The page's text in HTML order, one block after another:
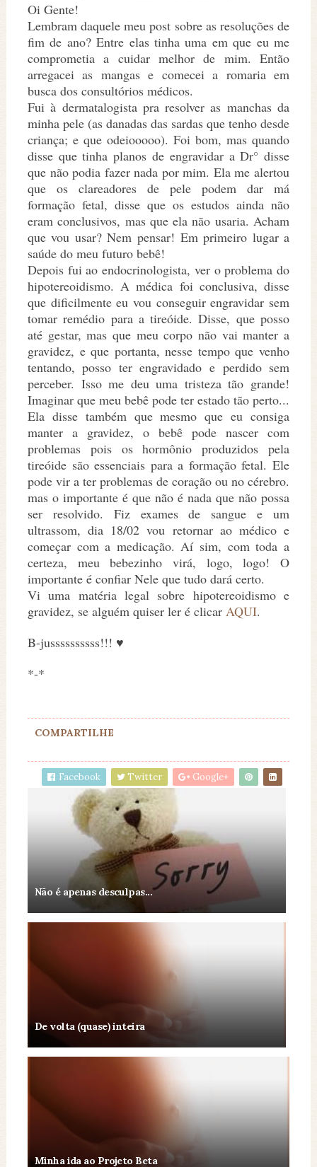
Oi Gente!
Lembram daquele meu post sobre as resoluções de
fim de ano? Entre elas tinha uma em que eu me
comprometia a cuidar melhor de mim. Então
arregacei as mangas e comecei a romaria em
busca dos consultórios médicos.
Fui à dermatalogista pra resolver as manchas da
minha pele (as danadas das sardas que tenho desde
criança; e que odeiooooo). Foi bom, mas quando
disse que tinha planos de engravidar a Dr° disse
que não podia fazer nada por mim. Ela me alertou
que os clareadores de pele podem dar má
formação fetal, disse que os estudos ainda não
eram conclusivos, mas que ela não usaria. Acham
que vou usar? Nem pensar! Em primeiro lugar a
saúde do meu futuro bebê!
Depois fui ao endocrinologista, ver o problema do
hipotereoidismo. A médica foi conclusiva, disse
que dificilmente eu vou conseguir engravidar sem
tomar remédio para a tireóide. Disse, que posso
até gestar, mas que meu corpo não vai manter a
gravidez, e que portanta, nesse tempo que venho
tentando, posso ter engravidado e perdido sem
perceber. Isso me deu uma tristeza tão grande!
Imaginar que meu bebê pode ter estado tão perto...
Ela disse também que mesmo que eu consiga
manter a gravidez, o bebê pode nascer com
problemas pois os hormônio produzidos pela
tireóide são essenciais para a formação fetal. Ele
pode vir a ter problemas de coração ou no cérebro.
mas o importante é que não é nada que não possa
ser resolvido. Fiz exames de sangue e um
ultrassom, dia 18/02 vou retornar ao médico e
começar com a medicação. Aí sim, com toda a
certeza, meu bebezinho virá, logo, logo! O
importante é confiar Nele que tudo dará certo.
Vi uma matéria legal sobre hipotereoidismo e
gravidez, se alguém quiser ler é clicar AQUI.
B-jussssssssss!!! ♥
*-*
COMPARTILHE
Facebook Twitter Google+
Não é apenas desculpas...
De volta (quase) inteira
Minha ida ao Projeto Beta